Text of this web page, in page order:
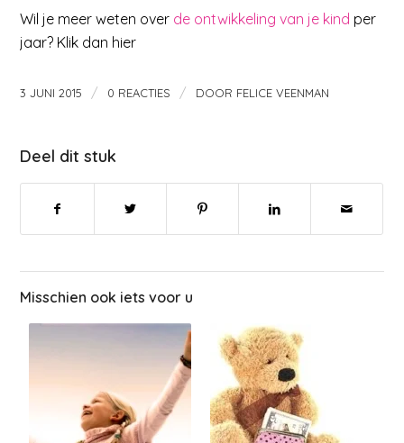
Wil je meer weten over de ontwikkeling van je kind per
jaar? Klik dan hier
3 JUNI 2015 / 0 REACTIES / DOOR FELICE VEENMAN
Deel dit stuk
Misschien ook iets voor u